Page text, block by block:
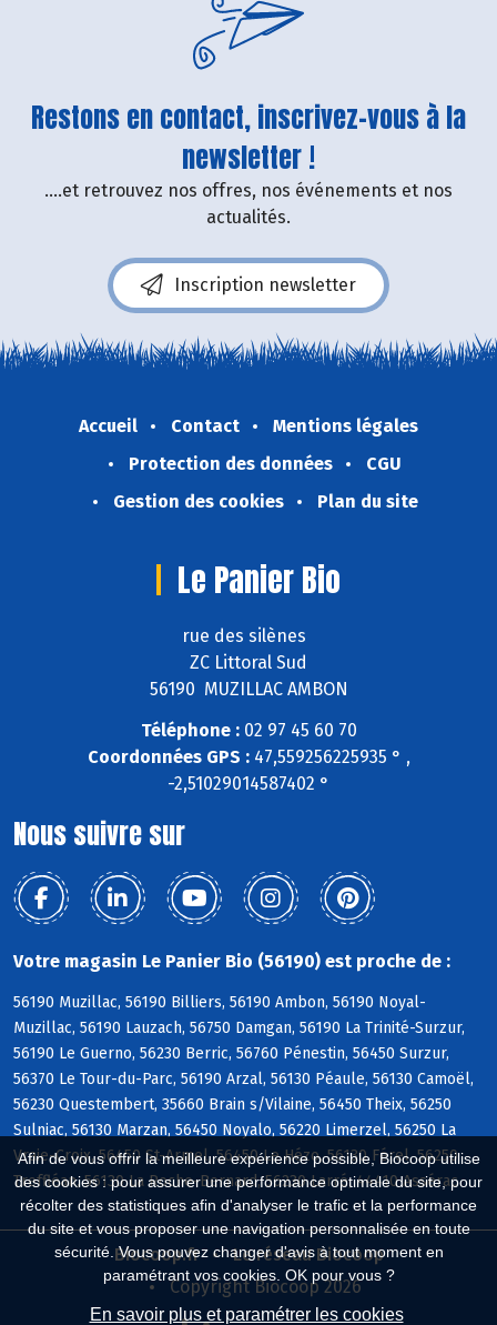
Afin de vous offrir la meilleure expérience possible, Biocoop utilise
des cookies : pour assurer une performance optimale du site, pour
récolter des statistiques afin d'analyser le trafic et la performance
du site et vous proposer une navigation personnalisée en toute
sécurité. Vous pouvez changer d'avis à tout moment en
paramétrant vos cookies. OK pour vous ?
En savoir plus et paramétrer les cookies
Restons en contact, inscrivez-vous à la
newsletter !
....et retrouvez nos offres, nos événements et nos
actualités.
Inscription newsletter
Accueil Contact
Mentions légales
Protection des données
CGU
Gestion des cookies
Plan du site
Le Panier Bio
rue des silènes
ZC Littoral Sud
56190 MUZILLAC AMBON
Téléphone :02 97 45 60 70
Coordonnées GPS :47,559256225935 ° ,
-2,51029014587402 °
Nous suivre sur
Votre magasin Le Panier Bio (56190) est proche de :
56190 Muzillac, 56190 Billiers, 56190 Ambon, 56190 Noyal-
Muzillac, 56190 Lauzach, 56750 Damgan, 56190 La Trinité-Surzur,
56190 Le Guerno, 56230 Berric, 56760 Pénestin, 56450 Surzur,
56370 Le Tour-du-Parc, 56190 Arzal, 56130 Péaule, 56130 Camoël,
56230 Questembert, 35660 Brain s/Vilaine, 56450 Theix, 56250
Sulniac, 56130 Marzan, 56450 Noyalo, 56220 Limerzel, 56250 La
Vraie-Croix, 56450 St-Armel, 56450 Le Hézo, 56130 Férel, 56250
Treffléan, 56130 La Roche-Bernard, 56230 Larré, 44410 Assérac
Biocoop.fr
Le réseau Biocoop
Copyright Biocoop 2026